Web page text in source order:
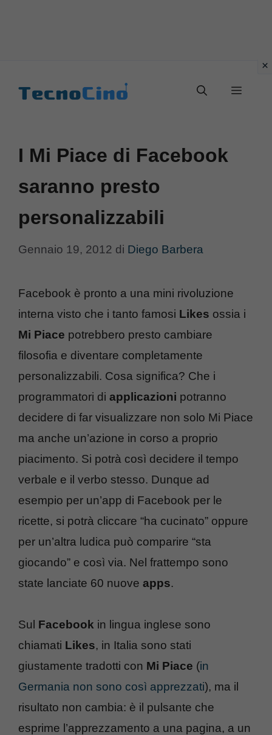
Menu
I Mi Piace di Facebook
saranno presto
personalizzabili
Gennaio 19, 2012 di Diego Barbera
Facebook è pronto a una mini rivoluzione
interna visto che i tanto famosi Likes ossia i
Mi Piace potrebbero presto cambiare
filosofia e diventare completamente
personalizzabili. Cosa significa? Che i
programmatori di applicazioni potranno
decidere di far visualizzare non solo Mi Piace
ma anche un’azione in corso a proprio
piacimento. Si potrà così decidere il tempo
verbale e il verbo stesso. Dunque ad
esempio per un’app di Facebook per le
ricette, si potrà cliccare “ha cucinato” oppure
per un’altra ludica può comparire “sta
giocando” e così via. Nel frattempo sono
state lanciate 60 nuove apps.
Sul Facebook in lingua inglese sono
chiamati Likes, in Italia sono stati
giustamente tradotti con Mi Piace (in
Germania non sono così apprezzati), ma il
risultato non cambia: è il pulsante che
esprime l’apprezzamento a una pagina, a un